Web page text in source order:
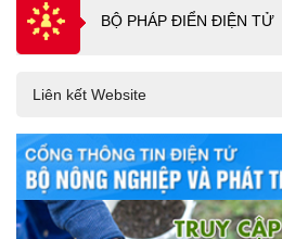
BỘ PHÁP ĐIỂN ĐIỆN TỬ